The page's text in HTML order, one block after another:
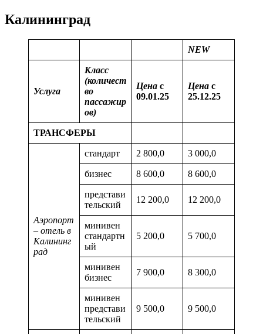
Калининград
NEW
Услуга
Класс
(количест
во
пассажир
ов)
Цена с
09.01.25
Цена с
25.12.25
ТРАНСФЕРЫ
Аэропорт
– отель в
Калининг
рад
стандарт 2 800,0 3 000,0
бизнес 8 600,0 8 600,0
представи
тельский
12 200,0 12 200,0
минивен
стандартн
ый
5 200,0 5 700,0
минивен
бизнес
7 900,0 8 300,0
минивен
представи
тельский
9 500,0 9 500,0